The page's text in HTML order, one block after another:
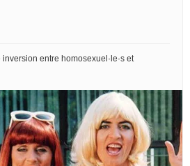
entre homosexuel·le·s et